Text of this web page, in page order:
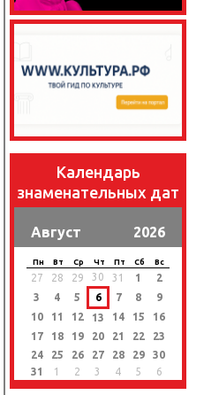
Календарь
знаменательных дат
Август 2026
Пн Вт Ср Чт Пт Сб Вс
27 28 29 30 31 1
2
3
4 5 6 7 8
9
10
11 12 13 14 15
16
17
18 19 20 21 22
23
24
25 26 27 28 29
30
31
1 2 3 4 5 6